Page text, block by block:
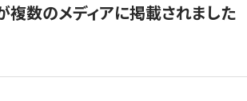
複数のメディアに掲載されました